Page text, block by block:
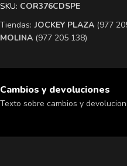
SKU: COR376CDSPE
Tiendas: ​JOCKEY PLAZA (977
MOLINA (977 205 138)
Cambios y devoluciones
Texto sobre cambios y